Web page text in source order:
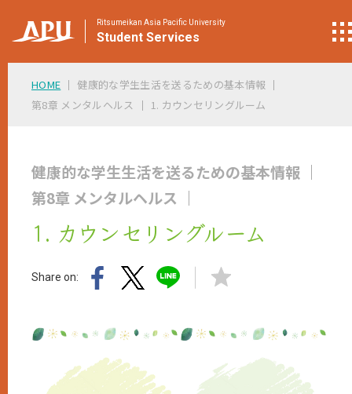
Ritsumeikan Asia Pacific University
Student Services
HOME
健康的な学生生活を送るための基本情報
第8章 メンタルヘルス
1. カウンセリングルーム
健康的な学生生活を送るための基本情報
第8章 メンタルヘルス
1. カウンセリングルーム
Share on: